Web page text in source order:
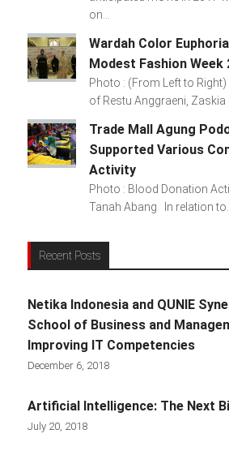
on...
Wardah Color
Modest Fashion Week
Photo : (From Left to
of Restu Anggraeni, Zaskia
Trade Mall Agung
Supported Various
Activity
Photo : Blood Donation
Tanah Abang In relation to...
Recent Posts
Netika Indonesia and QUNIE
School of Business and
Improving IT Competencies
December 6, 2018
Artificial Intelligence: The Next
July 20, 2018